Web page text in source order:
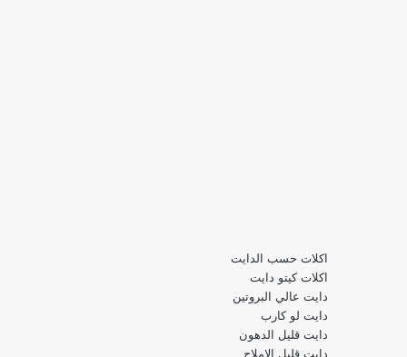
اكلات حسب الدايت
اكلات كيتو دايت
دايت عالي البروتين
دايت لو كارب
دايت قليل الدهون
دايت قليل الاملاح